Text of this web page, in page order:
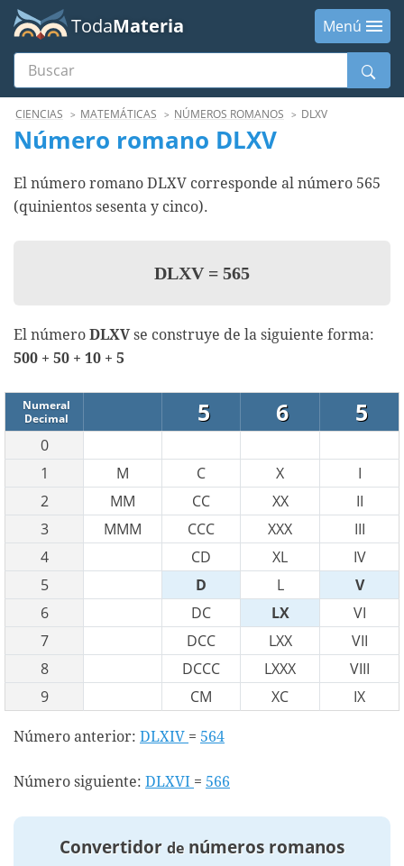
TodaMateria
Menú
Buscar
MenúCIENCIAS MATEMÁTICAS NÚMEROS ROMANOS DLXV
Número romano DLXV
El número romano DLXV corresponde al número 565
(quinientos sesenta y cinco).
DLXV = 565
El número DLXVse construye de la siguiente forma:
500 + 50 + 10 + 5
Numeral
Decimal
5 6 5
0
1
M C X
I
2
MM CC XX
II
3
MMM CCC XXX
III
4
CD XL
IV
5
D L
V
6
DC LX
VI
7
DCC LXX
VII
8
DCCC LXXX
VIII
9
CM XC IX
Número anterior: DLXIV = 564
Número siguiente: DLXVI = 566
Convertidor de números romanos